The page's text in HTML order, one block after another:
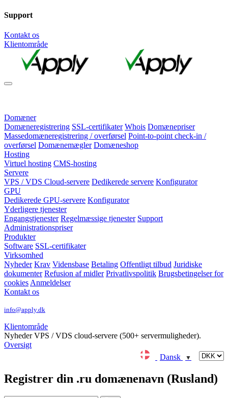
Support
Kontakt os
Klientområde
Domæner
Domæneregistrering SSL-certifikater Whois Domænepriser
Massedomæneregistrering / overførsel Point-to-point check-in /
overførsel Domænemægler Domæneshop
Hosting
Virtuel hosting CMS-hosting
Servere
VPS / VDS Cloud-servere Dedikerede servere Konfigurator
GPU
Dedikerede GPU-servere Konfigurator
Yderligere tjenester
Engangstjenester Regelmæssige tjenester Support
Administrationspriser
Produkter
Software SSL-certifikater
Virksomhed
Nyheder Krav Vidensbase Betaling Offentligt tilbud Juridiske
dokumenter Refusion af midler Privatlivspolitik Brugsbetingelser for
cookies Anmeldelser
Kontakt os
info@apply.dk
Klientområde
Nyheder VPS / VDS cloud-servere (500+ servermuligheder).
Oversigt
Dansk
▼
Registrer din .ru domænenavn (Rusland)